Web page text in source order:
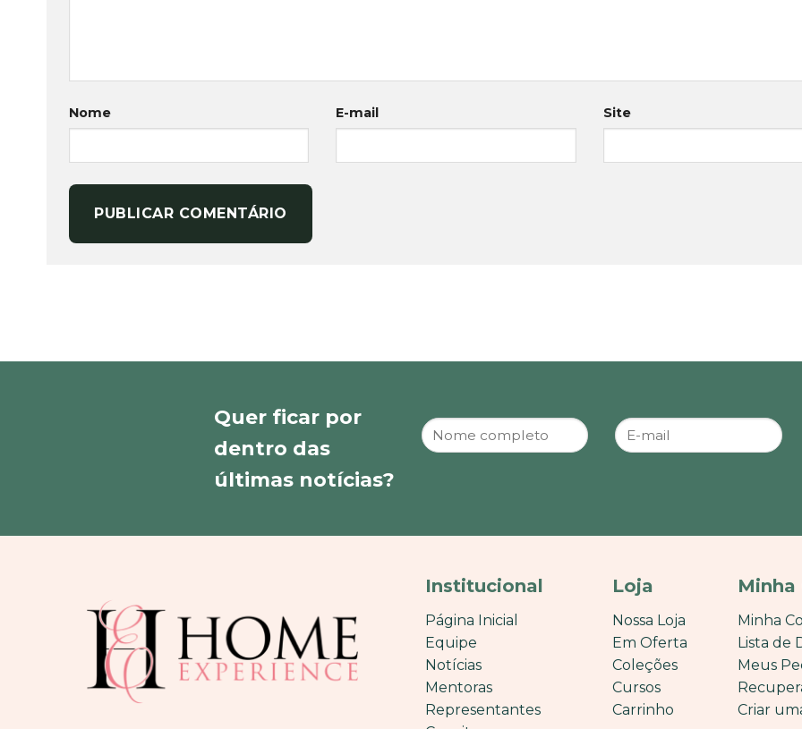
Nome E-mail Site
Quer ficar por
dentro das
últimas notícias?
Institucional
Página Inicial
Equipe
Notícias
Mentoras
Representantes
Loja
Nossa Loja
Em Oferta
Coleções
Cursos
Carrinho
Minha
Minha
Lista de
Meus
Criar